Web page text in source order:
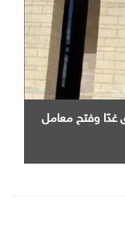
غدًا وفتح معامل